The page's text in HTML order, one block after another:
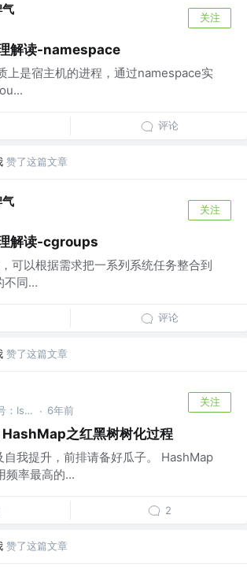
关注
解读-namespace
上是宿主机的进程，通过namespace实
评论
赞了这篇文章
关注
解读-cgroups
可以根据需求把一系列系统任务整合到
不同...
评论
赞了这篇文章
微信公众号：Issues · 6年前
关注
HashMap之红黑树树化过程
自我提升，前排请备好瓜子。 HashMap
频率最高的...
2
赞了这篇文章